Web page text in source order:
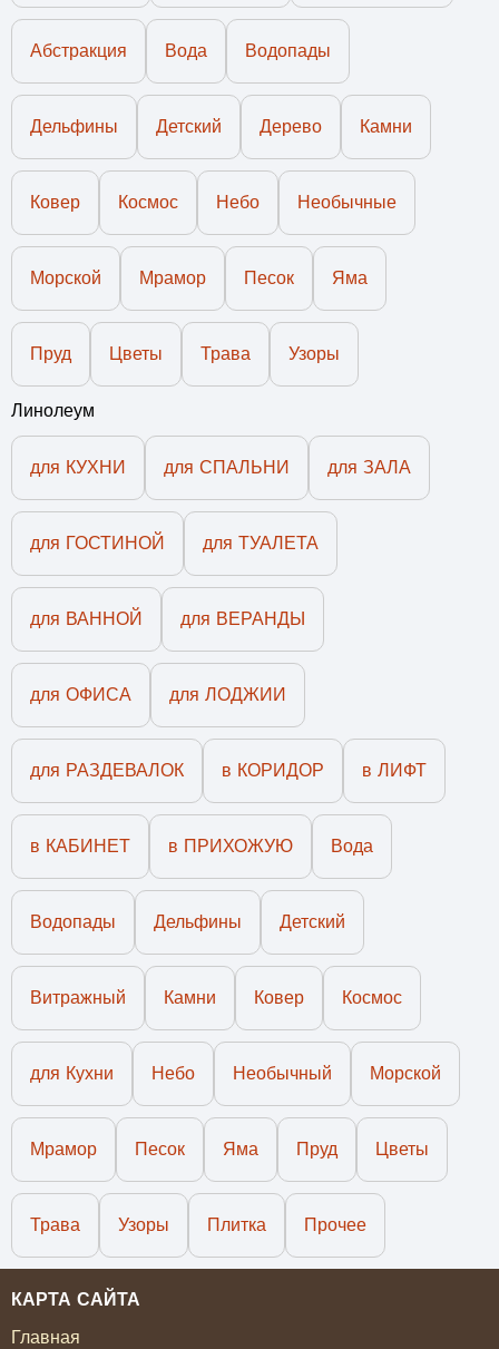
Абстракция Вода Водопады
Дельфины Детский Дерево Камни
Ковер Космос Небо Необычные
Морской Мрамор Песок Яма
Пруд Цветы Трава Узоры
Линолеум
для КУХНИ для СПАЛЬНИ для ЗАЛА
для ГОСТИНОЙ для ТУАЛЕТА
для ВАННОЙ для ВЕРАНДЫ
для ОФИСА для ЛОДЖИИ
для РАЗДЕВАЛОК в КОРИДОР в ЛИФТ
в КАБИНЕТ в ПРИХОЖУЮ Вода
Водопады Дельфины Детский
Витражный Камни Ковер Космос
для Кухни Небо Необычный Морской
Мрамор Песок Яма Пруд Цветы
Трава Узоры Плитка Прочее
КАРТА САЙТА
Главная